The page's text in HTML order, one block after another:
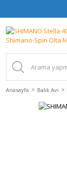
Anasayfa Balık Avı